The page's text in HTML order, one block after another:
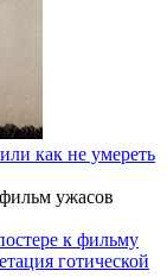
как не умереть
ужасов
готической